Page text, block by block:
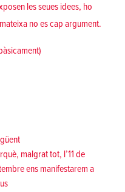
les seues idees, ho
no es cap argument.
Següent:
malgrat tot, l’11 de
ens manifestarem a